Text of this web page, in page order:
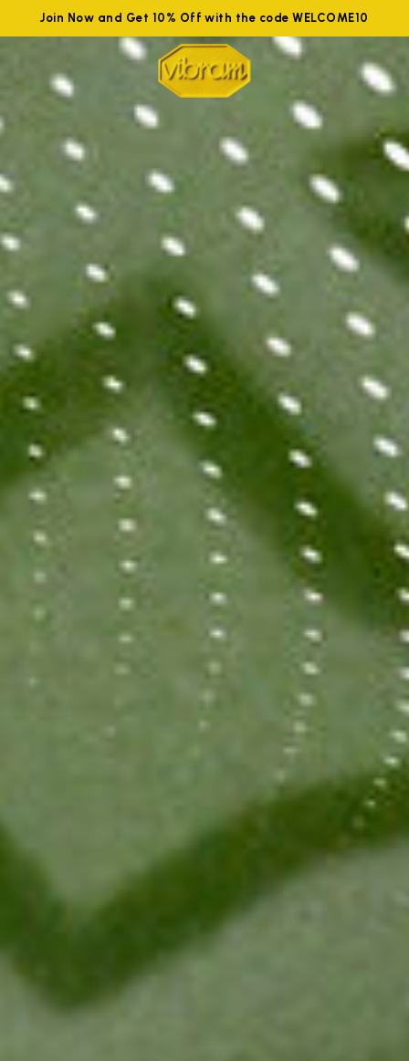
Join Now and Get 10% Off with the code WELCOME10